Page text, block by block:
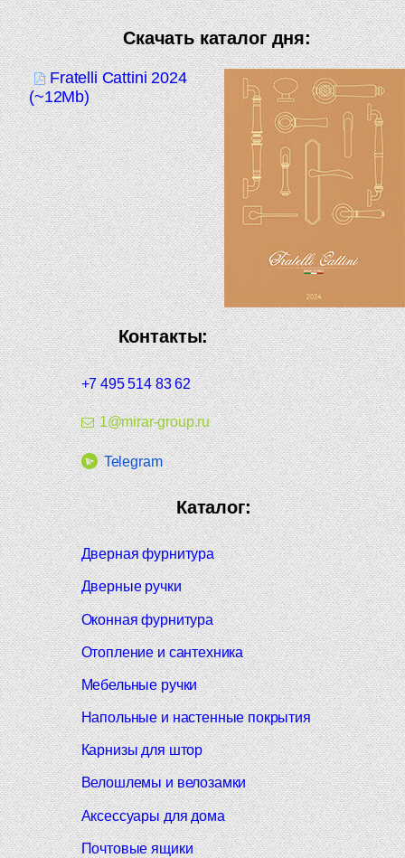
Скачать каталог дня:
Fratelli Cattini 2024
(~12Mb)
Контакты:
+7 495 514 83 62
1@mirar-group.ru
Telegram
Каталог:
Дверная фурнитура
Дверные ручки
Оконная фурнитура
Отопление и сантехника
Мебельные ручки
Напольные и настенные покрытия
Карнизы для штор
Велошлемы и велозамки
Аксессуары для дома
Почтовые ящики